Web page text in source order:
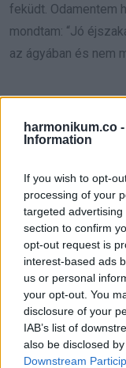
harmonikum.co -
Information
If you wish to opt-
processing of your
targeted
section to confirm
opt-out request is
interest-based ads
us or personal
your opt-out. You
disclosure of your
IAB’s list of
also be disclosed
Downstream
feküdt. Odamentem
mondtam: “Jó
az ágyában és nem
Oszd meg
ELŐZŐ POSZT
Szerettei
elhunyt A
volt.